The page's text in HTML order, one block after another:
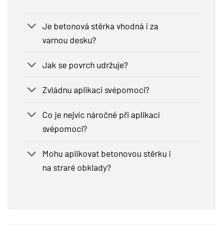
Je betonová stěrka vhodná i za
varnou desku?
Jak se povrch udržuje?
Zvládnu aplikaci svépomoci?
Co je nejvíc náročné při aplikaci
svépomoci?
Mohu aplikovat betonovou stěrku i
na straré obklady?